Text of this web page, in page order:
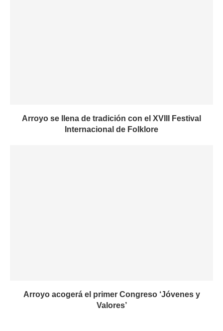
Arroyo se llena de tradición con el XVIII Festival
Internacional de Folklore
Arroyo acogerá el primer Congreso ‘Jóvenes y
Valores’